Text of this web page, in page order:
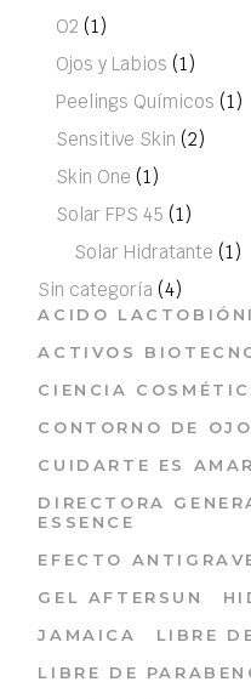
O2 (1)
Ojos y Labios (1)
Peelings Químicos (1)
Sensitive Skin (2)
Skin One (1)
Solar FPS 45 (1)
Solar Hidratante (1)
Sin categoría (4)
ACIDO
ACTIVOS
CIENCIA
CONTORNO DE
CUIDARTE ES
DIRECTORA
ESSENCE
EFECTO
GEL AFTERSUN
JAMAICA
LIBRE
LIBRE DE